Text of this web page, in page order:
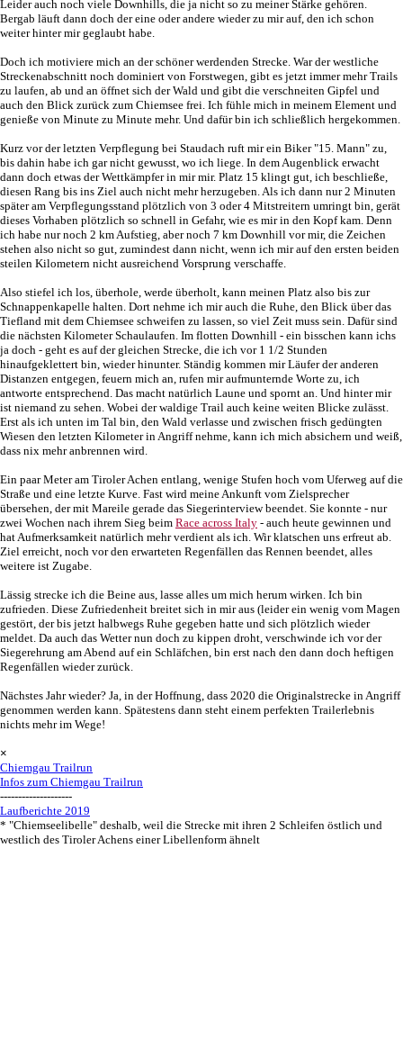
Leider auch noch viele Downhills, die ja nicht so zu meiner Stärke gehören.
Bergab läuft dann doch der eine oder andere wieder zu mir auf, den ich schon
weiter hinter mir geglaubt habe.
Doch ich motiviere mich an der schöner werdenden Strecke. War der westliche
Streckenabschnitt noch dominiert von Forstwegen, gibt es jetzt immer mehr Trails
zu laufen, ab und an öffnet sich der Wald und gibt die verschneiten Gipfel und
auch den Blick zurück zum Chiemsee frei. Ich fühle mich in meinem Element und
genieße von Minute zu Minute mehr. Und dafür bin ich schließlich hergekommen.
Kurz vor der letzten Verpflegung bei Staudach ruft mir ein Biker "15. Mann" zu,
bis dahin habe ich gar nicht gewusst, wo ich liege. In dem Augenblick erwacht
dann doch etwas der Wettkämpfer in mir mir. Platz 15 klingt gut, ich beschließe,
diesen Rang bis ins Ziel auch nicht mehr herzugeben. Als ich dann nur 2 Minuten
später am Verpflegungsstand plötzlich von 3 oder 4 Mitstreitern umringt bin, gerät
dieses Vorhaben plötzlich so schnell in Gefahr, wie es mir in den Kopf kam. Denn
ich habe nur noch 2 km Aufstieg, aber noch 7 km Downhill vor mir, die Zeichen
stehen also nicht so gut, zumindest dann nicht, wenn ich mir auf den ersten beiden
steilen Kilometern nicht ausreichend Vorsprung verschaffe.
Also stiefel ich los, überhole, werde überholt, kann meinen Platz also bis zur
Schnappenkapelle halten. Dort nehme ich mir auch die Ruhe, den Blick über das
Tiefland mit dem Chiemsee schweifen zu lassen, so viel Zeit muss sein. Dafür sind
die nächsten Kilometer Schaulaufen. Im flotten Downhill - ein bisschen kann ichs
ja doch - geht es auf der gleichen Strecke, die ich vor 1 1/2 Stunden
hinaufgeklettert bin, wieder hinunter. Ständig kommen mir Läufer der anderen
Distanzen entgegen, feuern mich an, rufen mir aufmunternde Worte zu, ich
antworte entsprechend. Das macht natürlich Laune und spornt an. Und hinter mir
ist niemand zu sehen. Wobei der waldige Trail auch keine weiten Blicke zulässt.
Erst als ich unten im Tal bin, den Wald verlasse und zwischen frisch gedüngten
Wiesen den letzten Kilometer in Angriff nehme, kann ich mich absichern und weiß,
dass nix mehr anbrennen wird.
Ein paar Meter am Tiroler Achen entlang, wenige Stufen hoch vom Uferweg auf die
Straße und eine letzte Kurve. Fast wird meine Ankunft vom Zielsprecher
übersehen, der mit Mareile gerade das Siegerinterview beendet. Sie konnte - nur
zwei Wochen nach ihrem Sieg beim Race across Italy - auch heute gewinnen und
hat Aufmerksamkeit natürlich mehr verdient als ich. Wir klatschen uns erfreut ab.
Ziel erreicht, noch vor den erwarteten Regenfällen das Rennen beendet, alles
weitere ist Zugabe.
Lässig strecke ich die Beine aus, lasse alles um mich herum wirken. Ich bin
zufrieden. Diese Zufriedenheit breitet sich in mir aus (leider ein wenig vom Magen
gestört, der bis jetzt halbwegs Ruhe gegeben hatte und sich plötzlich wieder
meldet. Da auch das Wetter nun doch zu kippen droht, verschwinde ich vor der
Siegerehrung am Abend auf ein Schläfchen, bin erst nach den dann doch heftigen
Regenfällen wieder zurück.
Nächstes Jahr wieder? Ja, in der Hoffnung, dass 2020 die Originalstrecke in Angriff
genommen werden kann. Spätestens dann steht einem perfekten Trailerlebnis
nichts mehr im Wege!
×
Chiemgau Trailrun
Infos zum Chiemgau Trailrun
--------------------
Laufberichte 2019
* "Chiemseelibelle" deshalb, weil die Strecke mit ihren 2 Schleifen östlich und
westlich des Tiroler Achens einer Libellenform ähnelt